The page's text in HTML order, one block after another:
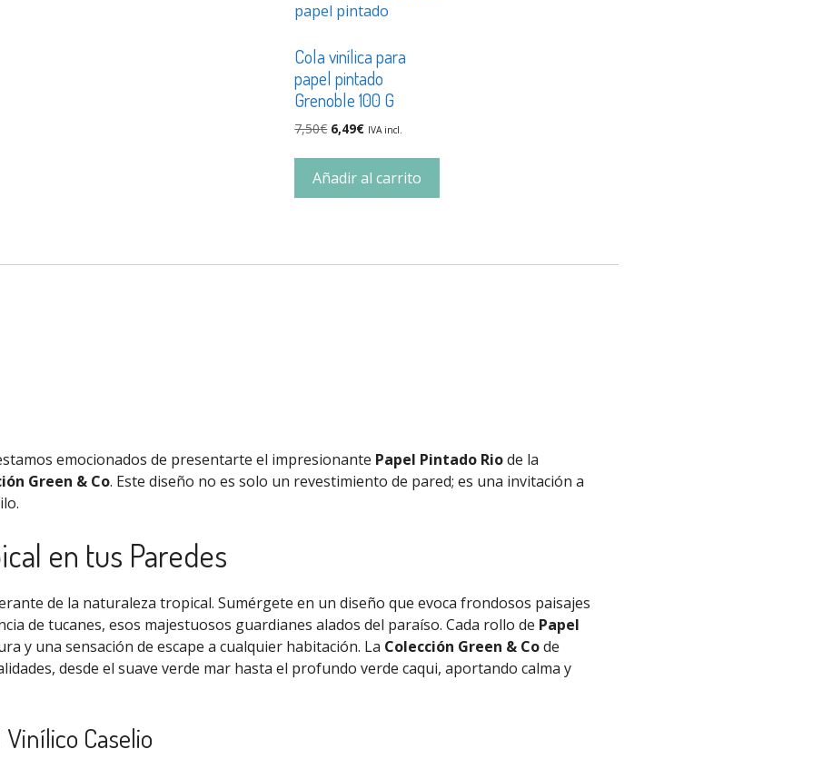
Cola vinílica para
papel pintado
Grenoble 100 G
7,50€ 6,49€ IVA incl.
Añadir al carrito
emocionados de presentarte el impresionante Papel Pintado Riode la
Green & Co. Este diseño no es solo un revestimiento de pared; es una invitación a
en tus Paredes
de la naturaleza tropical. Sumérgete en un diseño que evoca frondosos paisajes
de tucanes, esos majestuosos guardianes alados del paraíso. Cada rollo de Papel
y una sensación de escape a cualquier habitación. La Colección Green & Code
desde el suave verde mar hasta el profundo verde caqui, aportando calma y
Caselio